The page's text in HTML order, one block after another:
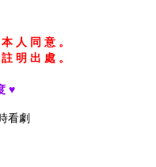
人 同 意 。
明 出 處 。
♥
看劇